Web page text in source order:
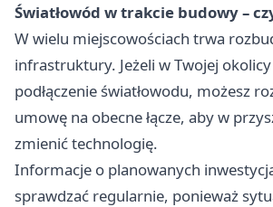
Światłowód w trakcie budowy –
W wielu miejscowościach trwa
infrastruktury. Jeżeli w Twojej
podłączenie światłowodu, możesz
umowę na obecne łącze, aby w
zmienić technologię.
Informacje o planowanych
sprawdzać regularnie, ponieważ